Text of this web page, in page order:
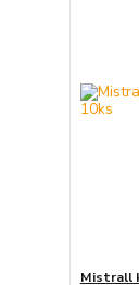
Mistrall